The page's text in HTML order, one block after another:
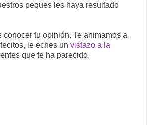
peques les haya resultado
conocer tu opinión. Te animamos a
le eches un vistazo a la
que te ha parecido.